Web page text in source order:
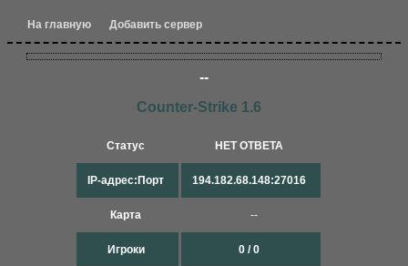
На главную Добавить сервер
--
Counter-Strike 1.6
Статус
IP-адрес:Порт
Карта
Игроки
НЕТ ОТВЕТА
194.182.68.148:27016
--
0 / 0